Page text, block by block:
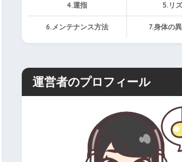
4.運指 5.リ
6.メンテナンス方法 7.身体の
運営者のプロフィール